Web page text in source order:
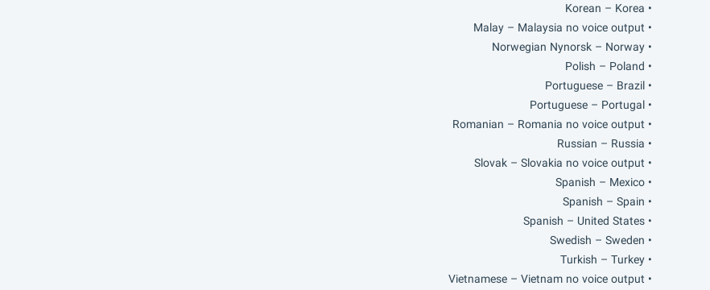
• Korean – Korea
• Malay – Malaysia no voice output
• Norwegian Nynorsk – Norway
• Polish – Poland
• Portuguese – Brazil
• Portuguese – Portugal
• Romanian – Romania no voice output
• Russian – Russia
• Slovak – Slovakia no voice output
• Spanish – Mexico
• Spanish – Spain
• Spanish – United States
• Swedish – Sweden
• Turkish – Turkey
• Vietnamese – Vietnam no voice output